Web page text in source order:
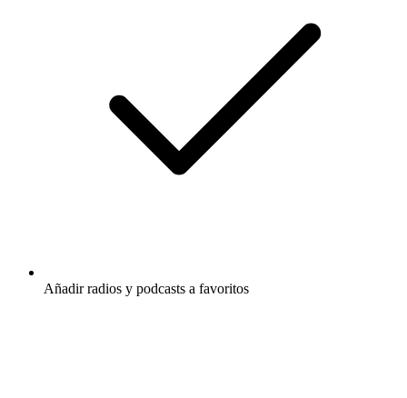
Añadir radios y podcasts a favoritos